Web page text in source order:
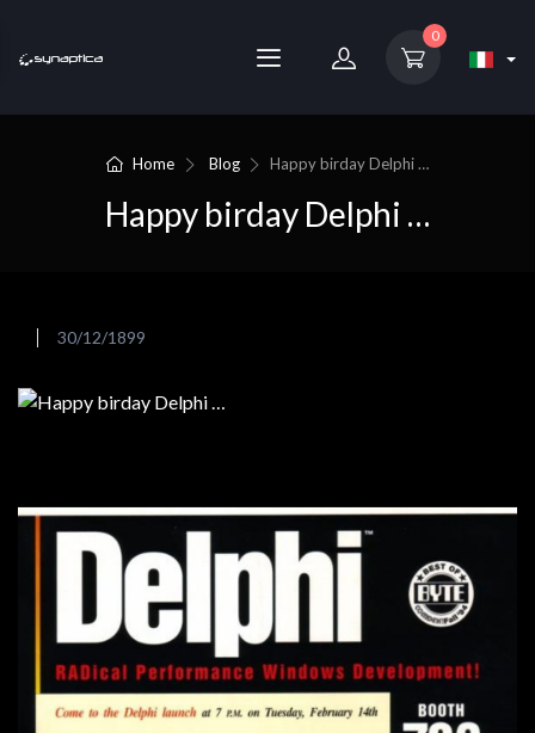
0
Home Blog Happy birday Delphi …
Happy birday Delphi …
30/12/1899